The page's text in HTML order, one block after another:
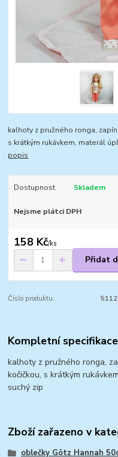
kalhoty z pružného ronga,
s krátkým rukávkem, materál
popis
Dostupnost Skladem
Nejsme plátci DPH
158 Kč/ks
Přidat
Číslo produktu: 5112
Kompletní specifikace
kalhoty z pružného ronga,
kočičkou, s krátkým
suchý zip
Zboží zařazeno v
oblečky Götz Hannah